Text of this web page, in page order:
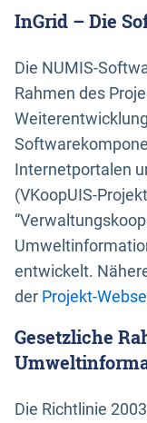
InGrid – Die
Die NUMIS-
Rahmen des
Internetportalen
(VKoopUIS-
entwickelt.
der Projekt-
Gesetzliche
Die Richtlinie